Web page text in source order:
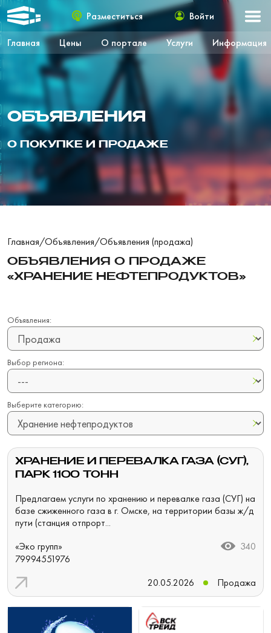
Главная Цены О портале Услуги Информация
Разместиться Войти
ОБЪЯВЛЕНИЯ
О ПОКУПКЕ И ПРОДАЖЕ
Главная/Объявления/Объявления (продажа)
ОБЪЯВЛЕНИЯ О ПРОДАЖЕ
«ХРАНЕНИЕ НЕФТЕПРОДУКТОВ»
Объявления:
Выбор региона:
Выберите категорию:
ХРАНЕНИЕ И ПЕРЕВАЛКА ГАЗА (СУГ),
ПАРК 1100 ТОНН
Предлагаем услуги по хранению и перевалке газа (СУГ) на
базе сжиженного газа в г. Омске, на территории базы ж/д
пути (станция отпрорт...
«Эко групп»
79994551976
340
20.05.2026 Продажа